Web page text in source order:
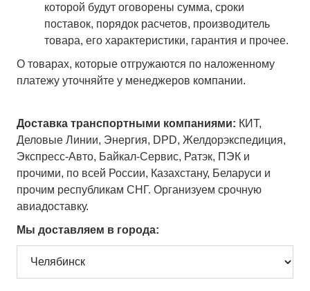
которой будут оговорены сумма, сроки
поставок, порядок расчетов, производитель
товара, его характеристики, гарантия и прочее.
О товарах, которые отгружаются по наложенному
платежу уточняйте у менеджеров компании.
Доставка транспортными компаниями: КИТ,
Деловые Линии, Энергия, DPD, Желдорэкспедиция,
Экспресс-Авто, Байкал-Сервис, Ратэк, ПЭК и
прочими, по всей России, Казахстану, Беларуси и
прочим республикам СНГ. Организуем срочную
авиадоставку.
Мы доставляем в города: